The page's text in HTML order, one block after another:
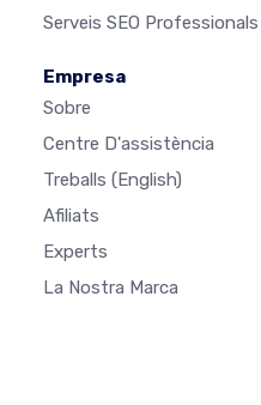
Serveis SEO Professionals
Empresa
Sobre
Centre D'assistència
Treballs (English)
Afiliats
Experts
La Nostra Marca